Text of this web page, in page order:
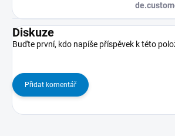
Diskuze
Buďte první, kdo napíše příspěvek k této
Přidat komentář